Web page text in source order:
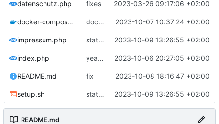
datenschutz.php fixes 2023-03-26 09:17:06 +02:00
docker-compose.yml docker 2023-10-07 10:37:24 +02:00
impressum.php statistics 2023-10-09 13:26:55 +02:00
index.php years as select 2023-10-06 20:27:05 +02:00
README.md fix 2023-10-08 18:16:47 +02:00
setup.sh statistics 2023-10-09 13:26:55 +02:00
README.md